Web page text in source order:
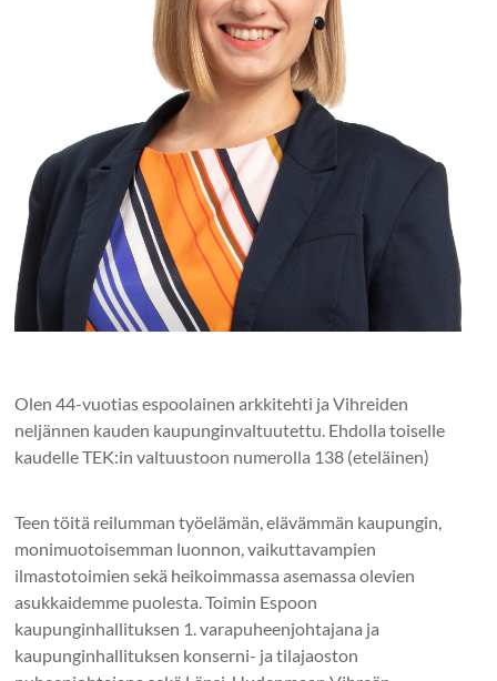
Olen 44-vuotias espoolainen arkkitehti ja Vihreiden
neljännen kauden kaupunginvaltuutettu. Ehdolla toiselle
kaudelle TEK:in valtuustoon numerolla 138 (eteläinen)
Teen töitä reilumman työelämän, elävämmän kaupungin,
monimuotoisemman luonnon, vaikuttavampien
ilmastotoimien sekä heikoimmassa asemassa olevien
asukkaidemme puolesta. Toimin Espoon
kaupunginhallituksen 1. varapuheenjohtajana ja
kaupunginhallituksen konserni- ja tilajaoston